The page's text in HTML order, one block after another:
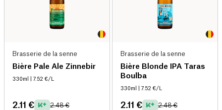
Brasserie de la senne
Bière Pale Ale Zinnebir
330ml | 7.52 €/L
2.11 € 2.48 €
Brasserie de la senne
Bière Blonde IPA Taras
Boulba
330ml | 7.52 €/L
2.11 € 2.48 €